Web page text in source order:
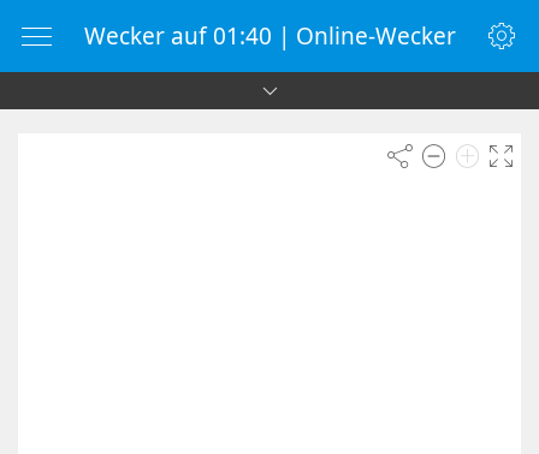
Wecker auf 01:40 | Online-Wecker